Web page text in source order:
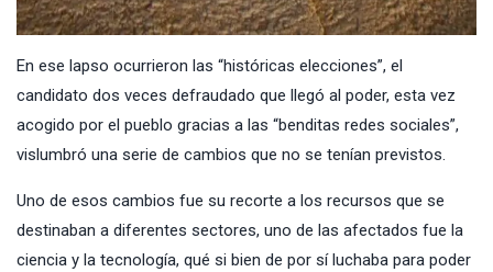
En ese lapso ocurrieron las “históricas elecciones”, el
candidato dos veces defraudado que llegó al poder, esta vez
acogido por el pueblo gracias a las “benditas redes sociales”,
vislumbró una serie de cambios que no se tenían previstos.
Uno de esos cambios fue su recorte a los recursos que se
destinaban a diferentes sectores, uno de las afectados fue la
ciencia y la tecnología, qué si bien de por sí luchaba para poder